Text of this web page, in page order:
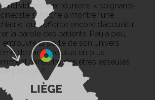
individuels aux réunions « soignants-
s’attache à montrer une
qui s’efforce encore d’accueillir
la parole des patients. Peu à peu,
entrouvre la porte de son univers.
de santé de plus en plus
réinscrire des êtres esseulés
partagé ?